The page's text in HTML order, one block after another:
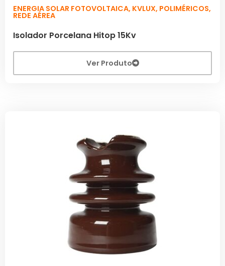
ENERGIA SOLAR FOTOVOLTAICA, KVLUX, POLIMÉRICOS,
REDE AÉREA
Isolador Porcelana Hitop 15Kv
Ver Produto